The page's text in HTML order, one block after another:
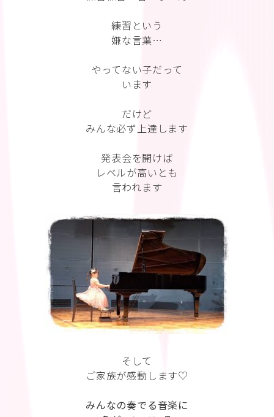
練習という
嫌な言葉…
やってない子だって
います
だけど
みんな必ず上達します
発表会を開けば
レベルが高いとも
言われます
そして
ご家族が感動します♡
みんなの奏でる音楽に